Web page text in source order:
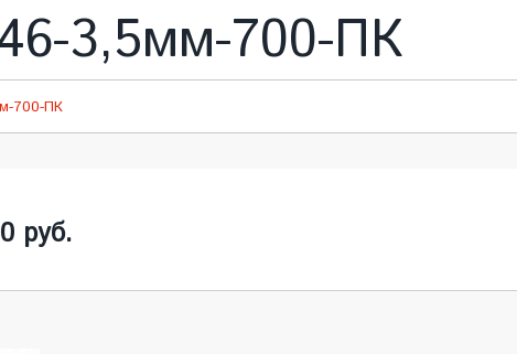
3,5мм-700-ПК
700-ПК
руб.